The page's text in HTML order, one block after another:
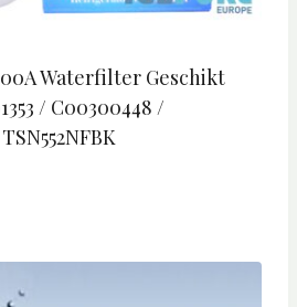
Waterfilter Geschikt
/ C00300448 /